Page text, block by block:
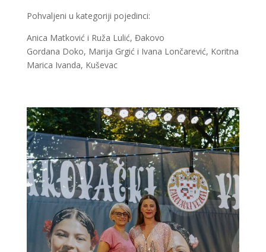
Pohvaljeni u kategoriji pojedinci:
Anica Matković i Ruža Lulić, Đakovo
Gordana Doko, Marija Grgić i Ivana Lončarević, Koritna
Marica Ivanda, Kuševac